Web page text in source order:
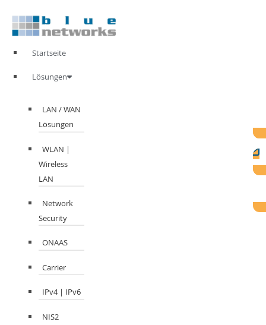
Inhalt
springen
Startseite
Lösungen
LAN / WAN
Lösungen
WLAN |
Wireless
LAN
Network
Security
ONAAS
Carrier
IPv4 | IPv6
NIS2